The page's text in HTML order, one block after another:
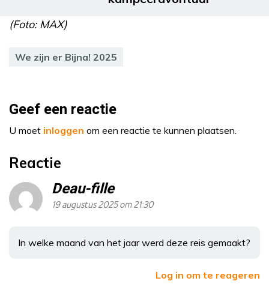
(Foto: MAX)
We zijn er Bijna! 2025
Geef een reactie
U moet inloggen om een reactie te kunnen plaatsen.
Reactie
Deau-fille
19 augustus 2025 om 21:30
In welke maand van het jaar werd deze reis gemaakt?
Log in om te reageren